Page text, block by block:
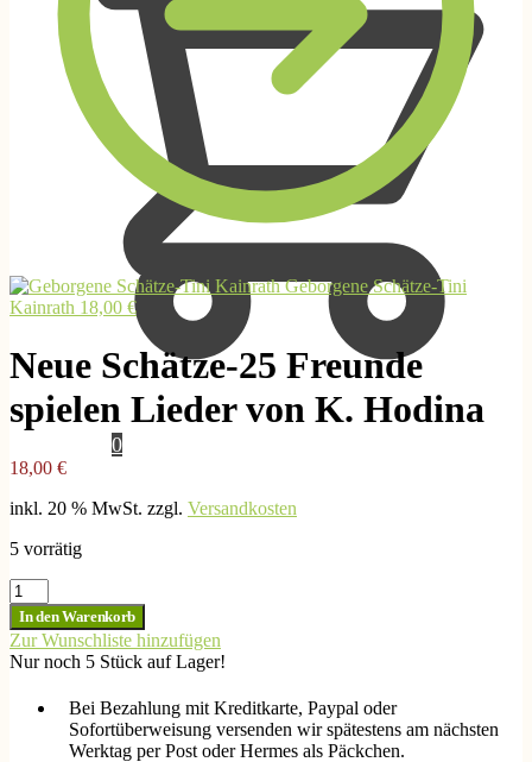
0
Geborgene Schätze-Tini
Kainrath 18,00 €
Neue Schätze-25 Freunde
spielen Lieder von K. Hodina
18,00 €
inkl. 20 % MwSt. zzgl. Versandkosten
5 vorrätig
Neue
Schätze-
25
Freunde
spielen
In den Warenkorb
Zur Wunschliste hinzufügen
Nur noch 5 Stück auf Lager!
Bei Bezahlung mit Kreditkarte, Paypal oder
Sofortüberweisung versenden wir spätestens am nächsten
Werktag per Post oder Hermes als Päckchen.